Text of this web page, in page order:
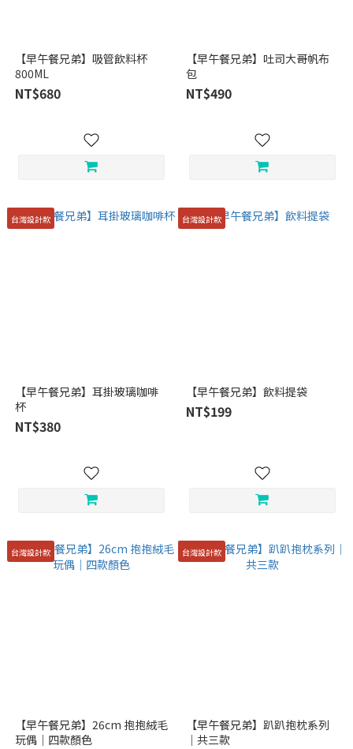
【早午餐兄弟】吸管飲料杯
800ML
NT$680
【早午餐兄弟】吐司大哥帆布
包
NT$490
台灣設計款
【早午餐兄弟】耳掛玻璃咖啡
杯
NT$380
台灣設計款
【早午餐兄弟】飲料提袋
NT$199
台灣設計款
【早午餐兄弟】26cm 抱抱絨毛
玩偶｜四款顏色
台灣設計款
【早午餐兄弟】趴趴抱枕系列
｜共三款